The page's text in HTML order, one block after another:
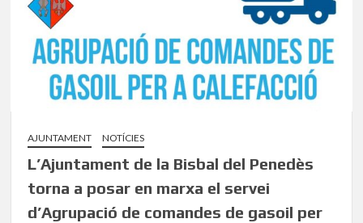
AJUNTAMENT NOTÍCIES
L’Ajuntament de la Bisbal del Penedès
torna a posar en marxa el servei
d’Agrupació de comandes de gasoil per